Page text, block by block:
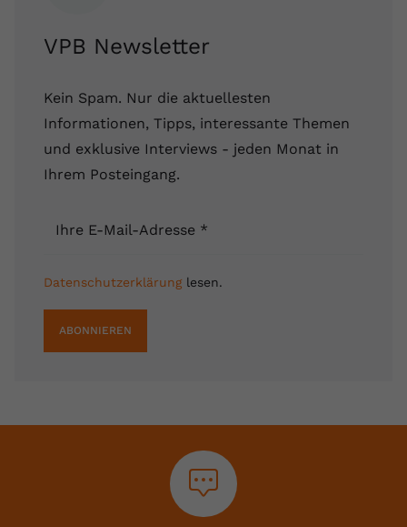
VPB Newsletter
Kein Spam. Nur die aktuellesten
Informationen, Tipps, interessante Themen
und exklusive Interviews - jeden Monat in
Ihrem Posteingang.
Ihre E-Mail-Adresse *
Datenschutzerklärunglesen.
ABONNIEREN